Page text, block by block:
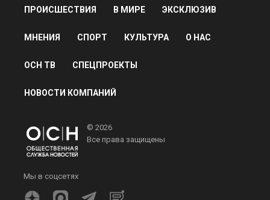
ПРОИСШЕСТВИЯ В МИРЕ ЭКСКЛЮЗИВ
МНЕНИЯ СПОРТ КУЛЬТУРА О НАС
ОСН ТВ СПЕЦПРОЕКТЫ
НОВОСТИ КОМПАНИЙ
© 2026
Все права защищены
Мы в соцсетях